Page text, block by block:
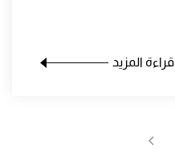
قراءة المزيد